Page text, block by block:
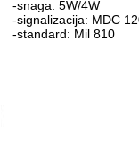
-snaga: 5W/4W
-signalizacija: MDC
-standard: Mil 810